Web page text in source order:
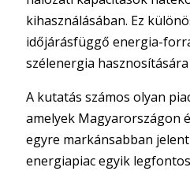
kihasználásában. Ez
időjárásfüggő energia-
szélenergia
A kutatás számos olyan
amelyek Magyarországon
egyre markánsabban
energiapiac egyik